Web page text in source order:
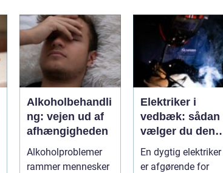
Alkoholbehandli
ng: vejen ud af
afhængigheden
Alkoholproblemer
rammer mennesker
Elektriker i
vedbæk: sådan
vælger du den
rette fagmand til
opgaven
En dygtig elektriker
er afgørende for